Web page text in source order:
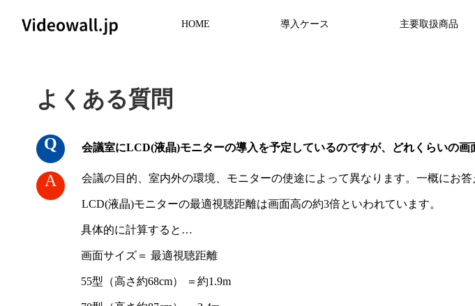
HOME 導⼊ケース 主要取扱商品
よくある質問
会議室にLCD(液晶)モニターの導入を予定しているのですが、どれくらいの画
会議の目的、室内外の環境、モニターの使途によって異なります。一概にお
LCD(液晶)モニターの最適視聴距離は画面高の約3倍といわれています。
具体的に計算すると…
画面サイズ＝ 最適視聴距離
55型（高さ約68cm） ＝約1.9m